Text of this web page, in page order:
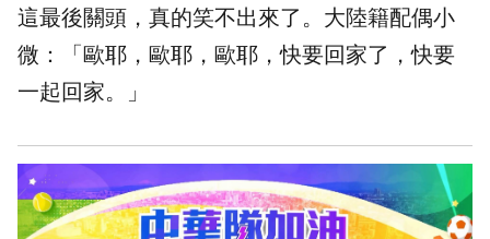
這最後關頭，真的笑不出來了。大陸籍配偶小
微：「歐耶，歐耶，歐耶，快要回家了，快要
一起回家。」